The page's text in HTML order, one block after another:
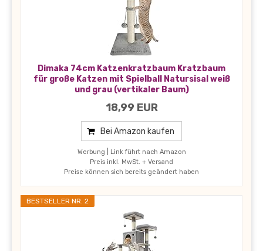
Dimaka 74cm Katzenkratzbaum Kratzbaum
für große Katzen mit Spielball Natursisal weiß
und grau (vertikaler Baum)
18,99 EUR
Bei Amazon kaufen
Werbung | Link führt nach Amazon
Preis inkl. MwSt. + Versand
Preise können sich bereits geändert haben
BESTSELLER NR. 2